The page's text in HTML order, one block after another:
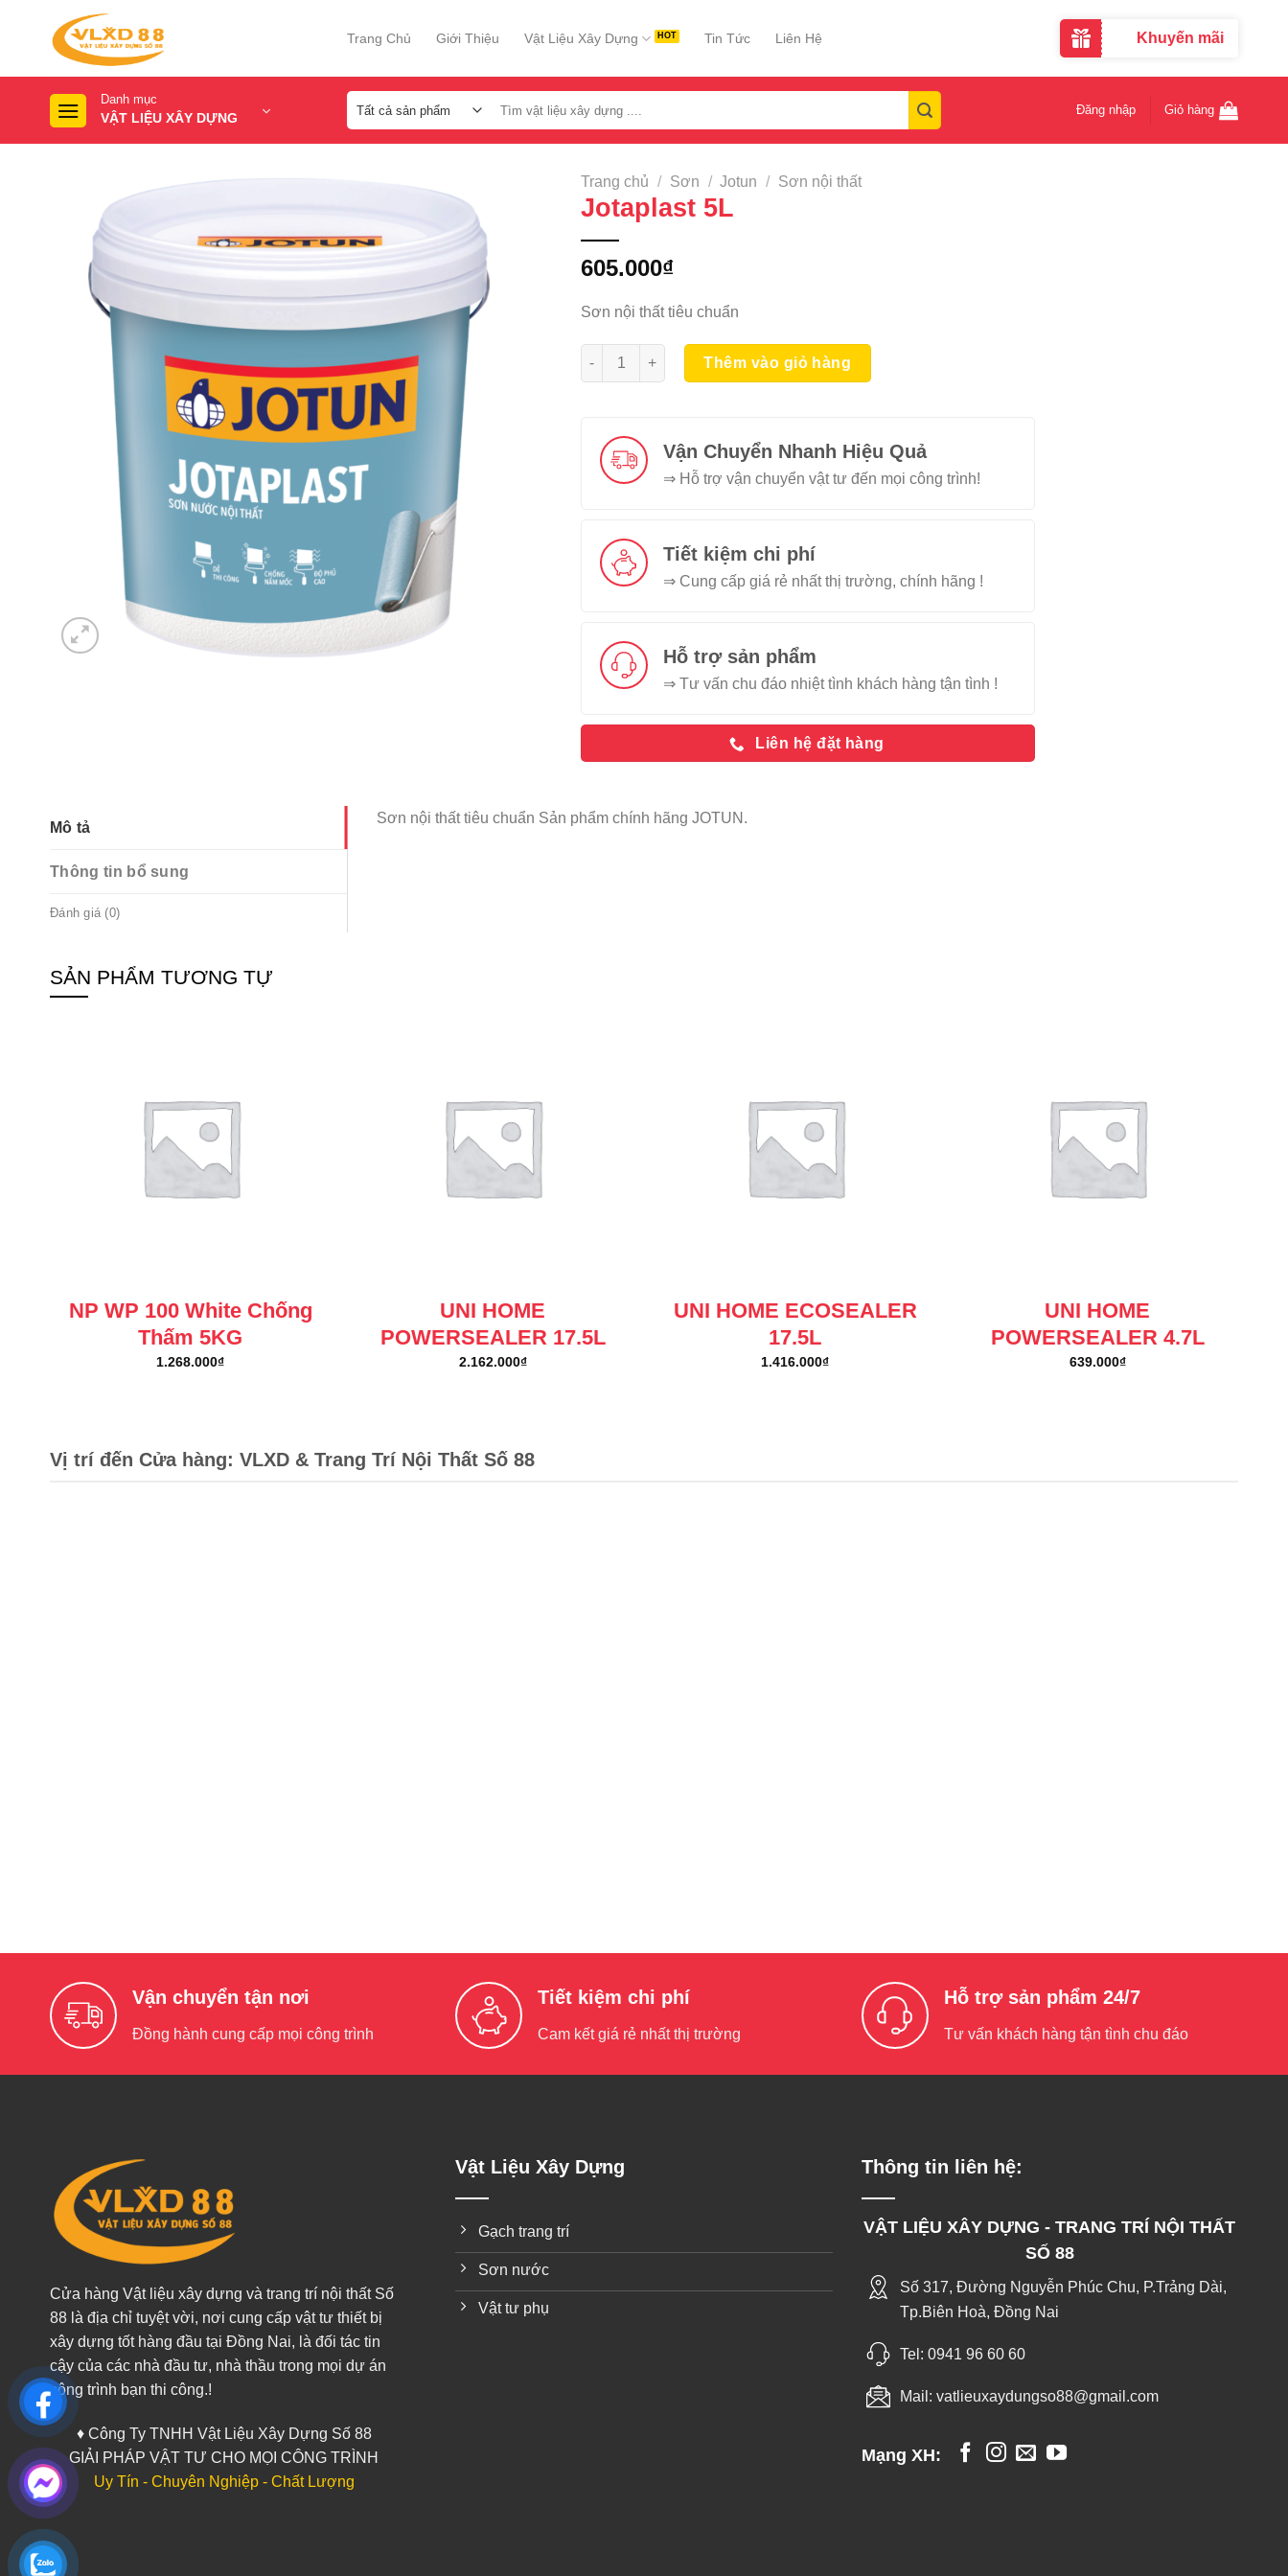
Trang Chủ Giới Thiệu Vật Liệu Xây Dựng Tin Tức Liên Hệ Khuyến mãi
Danh mục
VẬT LIỆU XÂY DỰNG
kiếm:
Đăng nhập Giỏ hàng
Trang chủ / Sơn / Jotun / Sơn nội thất
Jotaplast 5L
605.000₫
Sơn nội thất tiêu chuẩn
Jotaplast 5L số lượng
Thêm vào giỏ hàng
Vận Chuyển Nhanh Hiệu Quả
⇒ Hỗ trợ vận chuyển vật tư đến mọi công trình!
Tiết kiệm chi phí
⇒ Cung cấp giá rẻ nhất thị trường, chính hãng !
Hỗ trợ sản phẩm
⇒ Tư vấn chu đáo nhiệt tình khách hàng tận tình !
Liên hệ đặt hàng
Mô tả
Thông tin bổ sung
Đánh giá (0)
Sơn nội thất tiêu chuẩn Sản phẩm chính hãng JOTUN.
SẢN PHẨM TƯƠNG TỰ
NP WP 100 White Chống
Thấm 5KG
1.268.000₫
UNI HOME
POWERSEALER 17.5L
2.162.000₫
UNI HOME ECOSEALER
17.5L
1.416.000₫
UNI HOME
POWERSEALER 4.7L
639.000₫
Vị trí đến Cửa hàng: VLXD & Trang Trí Nội Thất Số 88
Vận chuyển tận nơi
Đồng hành cung cấp mọi công trình
Tiết kiệm chi phí
Cam kết giá rẻ nhất thị trường
Hỗ trợ sản phẩm 24/7
Tư vấn khách hàng tận tình chu đáo
Cửa hàng Vật liệu xây dựng và trang trí nội thất Số
88 là địa chỉ tuyệt vời, nơi cung cấp vật tư thiết bị
xây dựng tốt hàng đầu tại Đồng Nai, là đối tác tin
cậy của các nhà đầu tư, nhà thầu trong mọi dự án
công trình bạn thi công.!
♦ Công Ty TNHH Vật Liệu Xây Dựng Số 88
GIẢI PHÁP VẬT TƯ CHO MỌI CÔNG TRÌNH
Uy Tín - Chuyên Nghiệp - Chất Lượng
Vật Liệu Xây Dựng
Gạch trang trí
Sơn nước
Vật tư phụ
Thông tin liên hệ:
VẬT LIỆU XÂY DỰNG - TRANG TRÍ NỘI THẤT
SỐ 88
Số 317, Đường Nguyễn Phúc Chu, P.Trảng Dài,
Tp.Biên Hoà, Đồng Nai
Tel: 0941 96 60 60
Mail: vatlieuxaydungso88@gmail.com
Mạng XH: